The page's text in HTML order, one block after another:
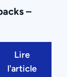
–
Lire
l'article